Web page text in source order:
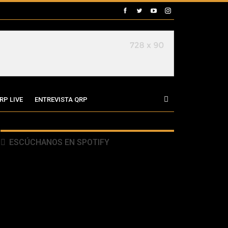
LIVE ENTREVISTA QRP
ESCÚCHANOS EN SPOTIFY